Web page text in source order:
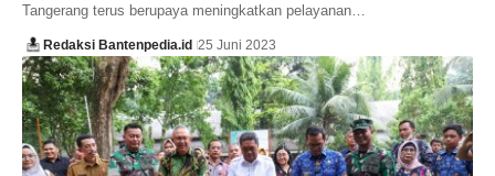
Tangerang terus berupaya meningkatkan pelayanan…
Redaksi Bantenpedia.id 25 Juni 2023